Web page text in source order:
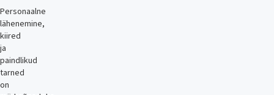
Personaalne
lähenemine,
kiired
ja
paindlikud
tarned
on